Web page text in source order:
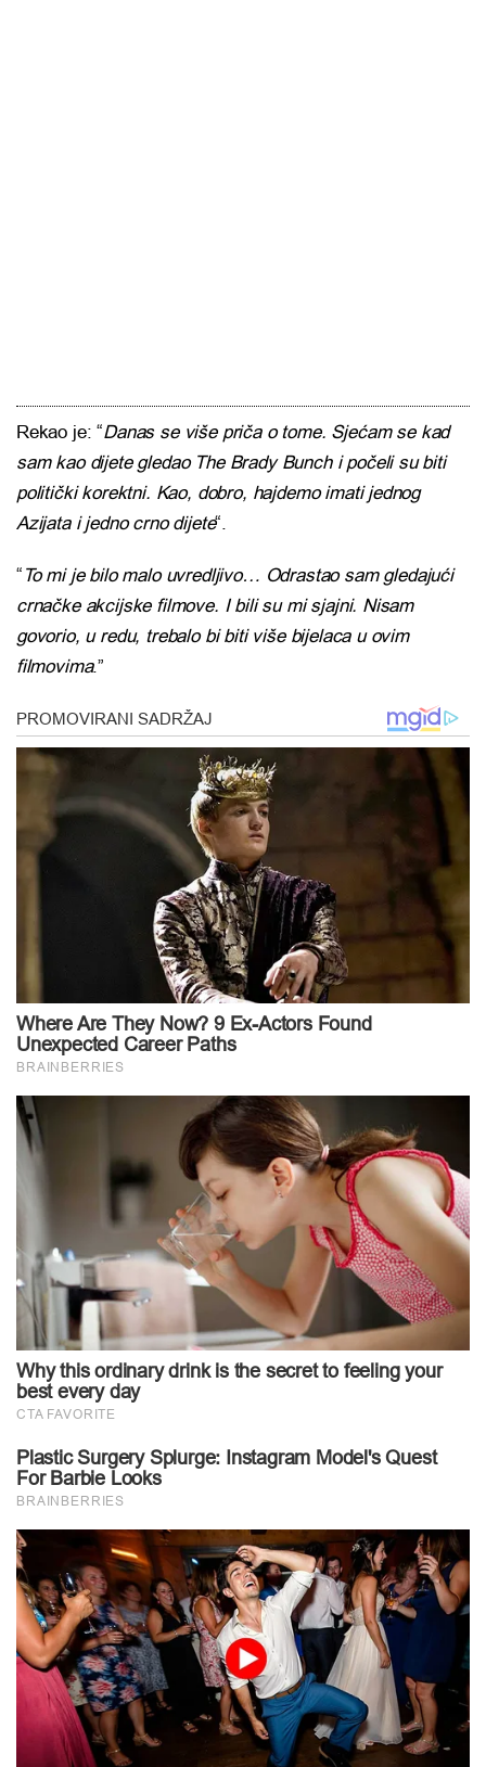
Rekao je: “Danas se više priča o tome. Sjećam se kad
sam kao dijete gledao The Brady Bunch i počeli su biti
politički korektni. Kao, dobro, hajdemo imati jednog
Azijata i jedno crno dijete“.
“ To mi je bilo malo uvredljivo… Odrastao sam gledajući
crnačke akcijske filmove. I bili su mi sjajni. Nisam
govorio, u redu, trebalo bi biti više bijelaca u ovim
filmovima.”